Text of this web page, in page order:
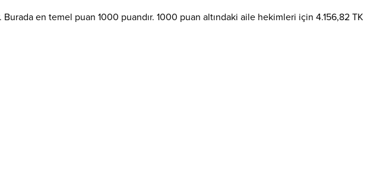
en temel puan 1000 puandır. 1000 puan altındaki aile hekimleri için 4.156,82 TK